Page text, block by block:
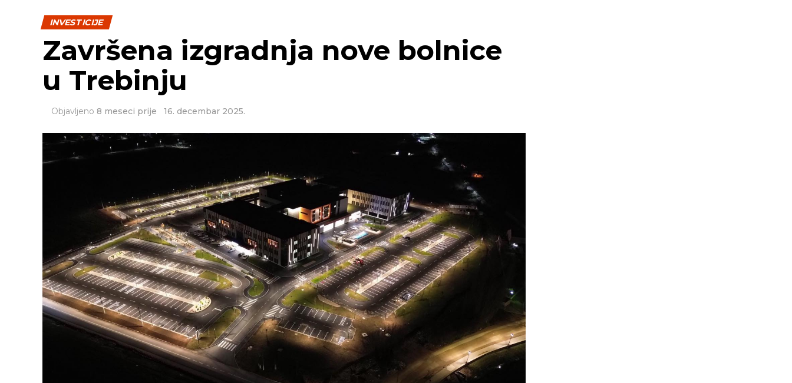
INVESTICIJE
Završena izgradnja nove bolnice
u Trebinju
Objavljeno 8 meseci prije 16. decembar 2025.